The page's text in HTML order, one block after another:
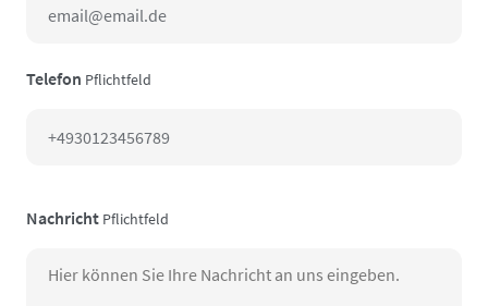
Telefon Pflichtfeld
Nachricht Pflichtfeld